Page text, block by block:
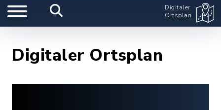
Digitaler
Ortsplan
Digitaler Ortsplan